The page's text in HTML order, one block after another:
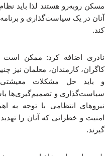
مسکن روبه‌رو هستند لذا باید
آنان در یک سیاست‌گذاری و
کند.
نادری اضافه کرد: ممکن است
کاگران، کارمندان، معلمان نیز
و باید حل مشکلات
سیاست‌گذاری و تصمیم‌گیری‌ها
نیروهای انتظامی با توجه
امنیت و خطراتی که آنان را
گیرند.